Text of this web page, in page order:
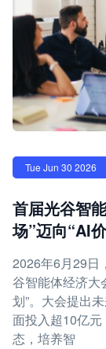
Tue Jun 30 2026
首届光谷智
场”迈向“AI
2026年6月29日
谷智能体经济大
划”。大会提出
面投入超10亿
态，培养智